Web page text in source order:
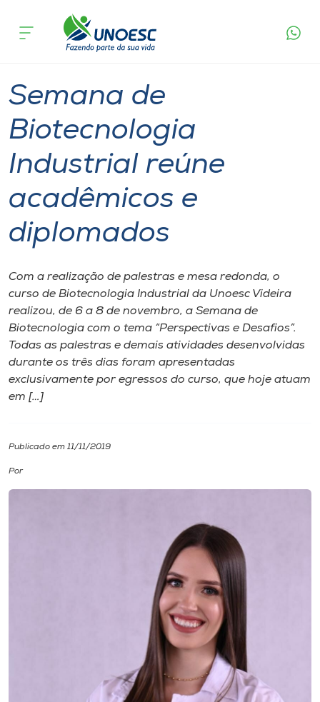
Cursos
Pesquisa
Atendimento ao Estudante
Portal de Ensino
Internacionalização
I.nova
Diplomados
acontece
Semana de
Biotecnologia
Industrial reúne
acadêmicos e
diplomados
Com a realização de palestras e mesa redonda, o
curso de Biotecnologia Industrial da Unoesc Videira
realizou, de 6 a 8 de novembro, a Semana de
Biotecnologia com o tema “Perspectivas e Desafios”.
Todas as palestras e demais atividades desenvolvidas
durante os três dias foram apresentadas
exclusivamente por egressos do curso, que hoje atuam
em […]
Publicado em 11/11/2019
Por